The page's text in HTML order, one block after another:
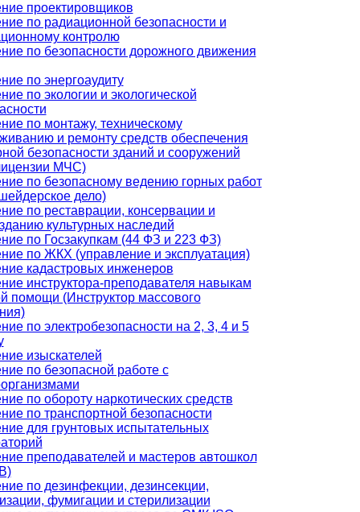
проектировщиков
по радиационной безопасности и
контролю
по безопасности дорожного движения
по энергоаудиту
по экологии и экологической
по монтажу, техническому
и ремонту средств обеспечения
безопасности зданий и сооружений
МЧС)
по безопасному ведению горных работ
дело)
по реставрации, консервации и
культурных наследий
по Госзакупкам (44 ФЗ и 223 ФЗ)
по ЖКХ (управление и эксплуатация)
кадастровых инженеров
инструктора-преподавателя навыкам
помощи (Инструктор массового
по электробезопасности на 2, 3, 4 и 5
изыскателей
по безопасной работе с
по обороту наркотических средств
по транспортной безопасности
для грунтовых испытательных
преподавателей и мастеров автошкол
по дезинфекции, дезинсекции,
фумигации и стерилизации